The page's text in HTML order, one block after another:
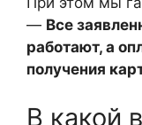
— Все
работают, а
получения
В какой